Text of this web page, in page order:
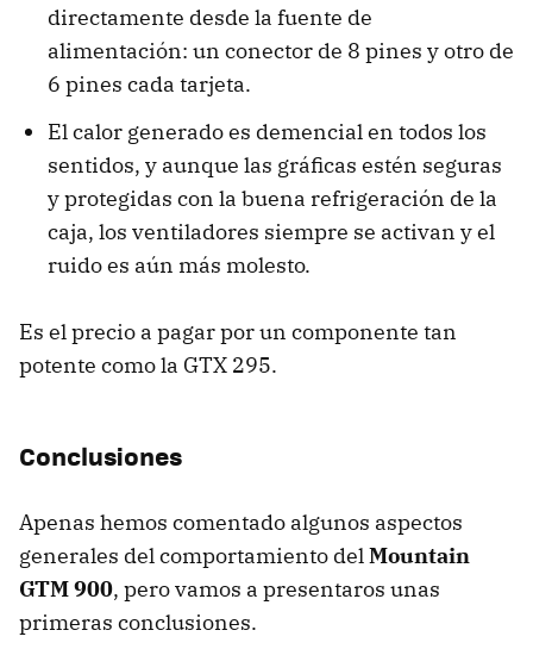
directamente desde la fuente de
alimentación: un conector de 8 pines y otro de
6 pines cada tarjeta.
El calor generado es demencial en todos los
sentidos, y aunque las gráficas estén seguras
y protegidas con la buena refrigeración de la
caja, los ventiladores siempre se activan y el
ruido es aún más molesto.
Es el precio a pagar por un componente tan
potente como la GTX 295.
Conclusiones
Apenas hemos comentado algunos aspectos
generales del comportamiento delMountain
GTM 900, pero vamos a presentaros unas
primeras conclusiones.